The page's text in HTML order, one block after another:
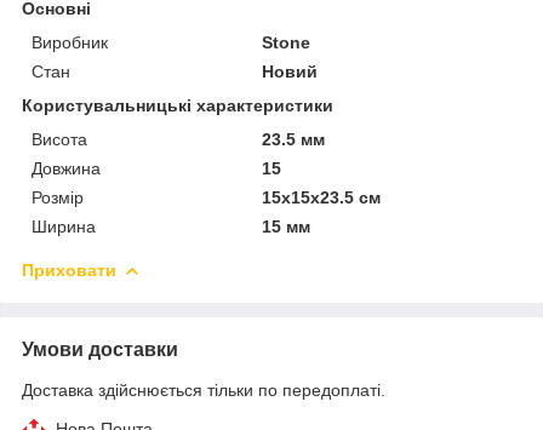
Основні
Виробник
Stone
Стан
Новий
Користувальницькі характеристики
Висота
23.5 мм
Довжина
15
Розмір
15x15x23.5 см
Ширина
15 мм
Приховати
Умови доставки
Доставка здійснюється тільки по передоплаті.